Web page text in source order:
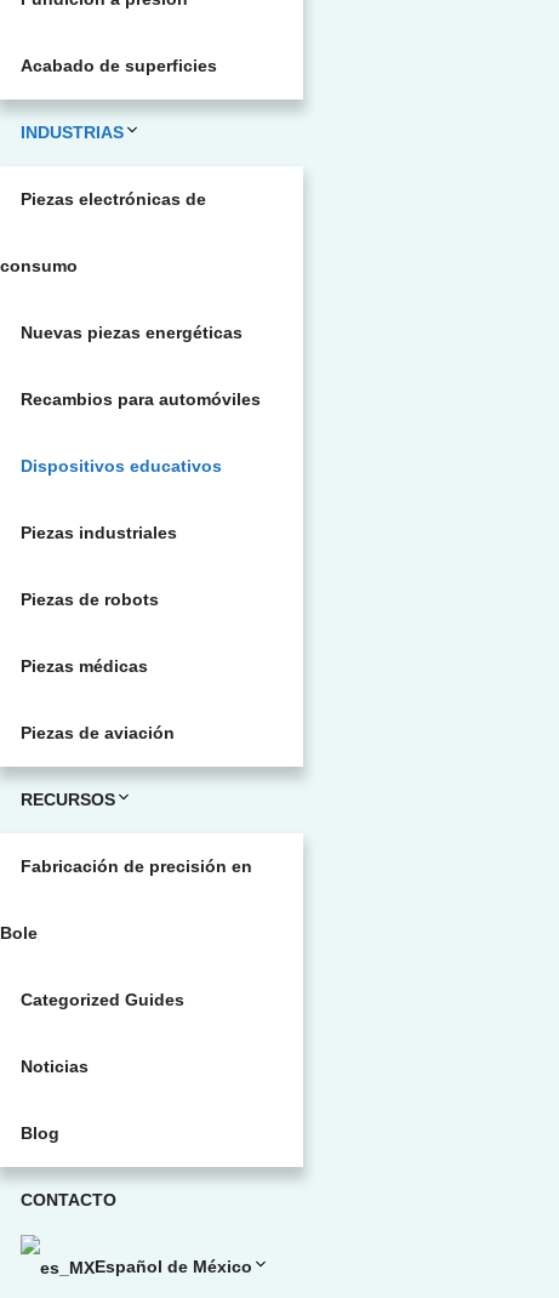
Acabado de superficies
INDUSTRIAS
Piezas electrónicas de
consumo
Nuevas piezas energéticas
Recambios para automóviles
Dispositivos educativos
Piezas industriales
Piezas de robots
Piezas médicas
Piezas de aviación
RECURSOS
Fabricación de precisión en
Bole
Categorized Guides
Noticias
Blog
CONTACTO
Español de México